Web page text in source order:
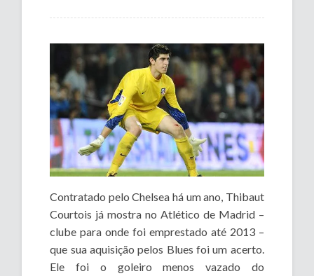
Contratado pelo Chelsea há um ano, Thibaut
Courtois já mostra no Atlético de Madrid –
clube para onde foi emprestado até 2013 –
que sua aquisição pelos Blues foi um acerto.
Ele foi o goleiro menos vazado do